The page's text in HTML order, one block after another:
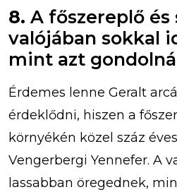
8. A főszereplő és
valójában sokkal
mint azt
Érdemes lenne Geralt
érdeklődni, hiszen a
környékén közel száz
Vengerbergi Yennefer. A
lassabban öregednek,